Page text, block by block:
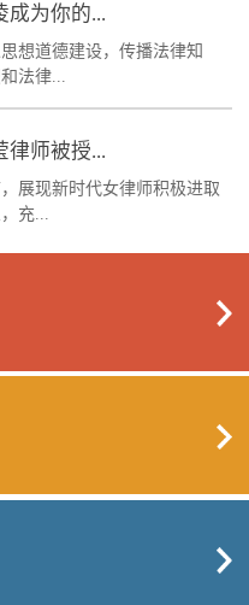
成为你的...
想道德建设，传播法律知
法律...
律师被授...
展现新时代女律师积极进取
充...